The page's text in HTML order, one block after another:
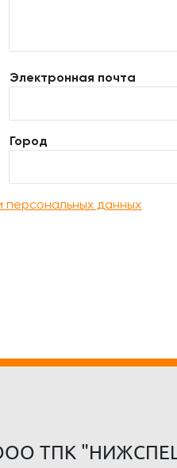
Электронная почта
Город
персональных данных
ТПК